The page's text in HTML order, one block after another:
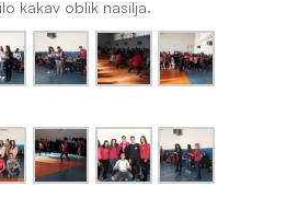
kakav oblik nasilja.